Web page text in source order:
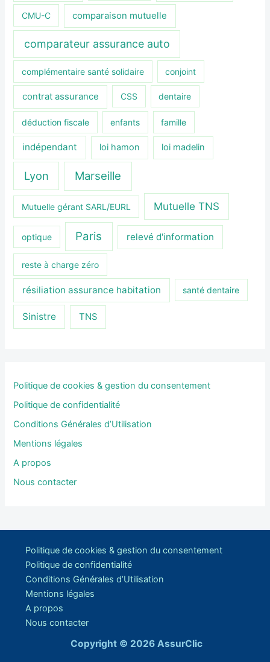
CMU-C comparaison mutuelle
comparateur assurance auto
complémentaire santé solidaire conjoint
contrat assurance CSS dentaire
déduction fiscale enfants famille
indépendant loi hamon loi madelin
Lyon Marseille
Mutuelle gérant SARL/EURL Mutuelle TNS
optique Paris relevé d'information
reste à charge zéro
résiliation assurance habitation santé dentaire
Sinistre TNS
Politique de cookies & gestion du consentement
Politique de confidentialité
Conditions Générales d’Utilisation
Mentions légales
A propos
Nous contacter
Politique de cookies & gestion du consentement
Politique de confidentialité
Conditions Générales d’Utilisation
Mentions légales
A propos
Nous contacter
Copyright © 2026 AssurClic